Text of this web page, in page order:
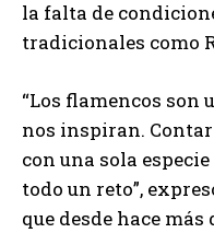
la falta de
tradicionales como
“Los flamencos son
nos inspiran.
con una sola
todo un reto”,
que desde hace más